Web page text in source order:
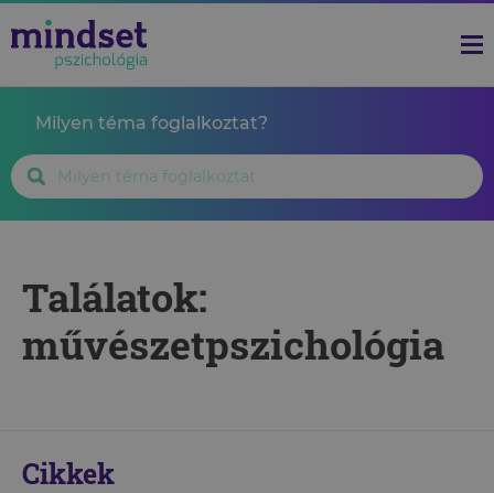
Milyen téma foglalkoztat?
Találatok:
művészetpszichológia
Cikkek